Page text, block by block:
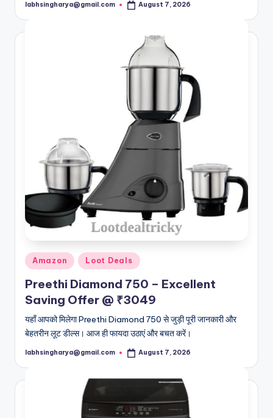
Posted
labhsingharya@gmail.com August 7, 2026
Posted
in
Amazon Loot Deals
Preethi Diamond 750 – Excellent
Saving Offer @ ₹3049
यहाँ आपको मिलेगा Preethi Diamond 750 से जुड़ी पूरी जानकारी और
बेहतरीन लूट डील्स। आज ही फायदा उठाएं और बचत करें।
Posted
labhsingharya@gmail.com August 7, 2026